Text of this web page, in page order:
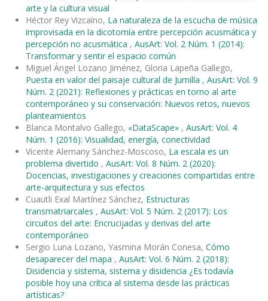
arte y la cultura visual
Héctor Rey Vizcaíno, La naturaleza de la escucha de música
improvisada en la dicotomía entre percepción acusmática y
percepción no acusmática , AusArt: Vol. 2 Núm. 1 (2014):
Transformar y sentir el espacio común
Miguel Ángel Lozano Jiménez, Gloria Lapeña Gallego,
Puesta en valor del paisaje cultural de Jumilla , AusArt: Vol. 9
Núm. 2 (2021): Reflexiones y prácticas en torno al arte
contemporáneo y su conservación: Nuevos retos, nuevos
planteamientos
Blanca Montalvo Gallego, «DataScape» , AusArt: Vol. 4
Núm. 1 (2016): Visualidad, energía, conectividad
Vicente Alemany Sánchez-Moscoso, La escala es un
problema divertido , AusArt: Vol. 8 Núm. 2 (2020):
Docencias, investigaciones y creaciones compartidas entre
arte-arquitectura y sus efectos
Cuautli Exal Martínez Sánchez, Estructuras
transmatriarcales , AusArt: Vol. 5 Núm. 2 (2017): Los
circuitos del arte: Encrucijadas y derivas del arte
contemporáneo
Sergio Luna Lozano, Yasmina Morán Conesa, Cómo
desaparecer del mapa , AusArt: Vol. 6 Núm. 2 (2018):
Disidencia y sistema, sistema y disidencia ¿Es todavía
posible hoy una crítica al sistema desde las prácticas
artísticas?